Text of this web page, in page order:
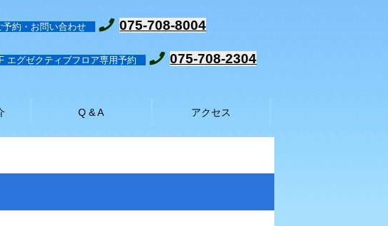
約・お問い合わせ 075-708-8004
エグゼクティブフロア専用予約 075-708-2304
Q & A アクセス